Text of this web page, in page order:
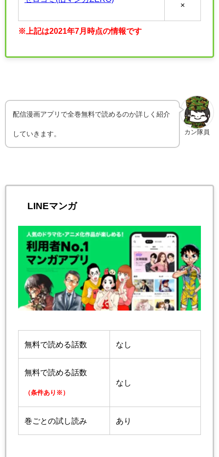
×
※上記は2021年7月時点の情報です
カン隊員
配信漫画アプリで全巻無料で読めるのか詳しく紹介
していきます。
LINEマンガ
無料で読める話数 なし
無料で読める話数
（条件あり※）
なし
巻ごとの試し読み あり